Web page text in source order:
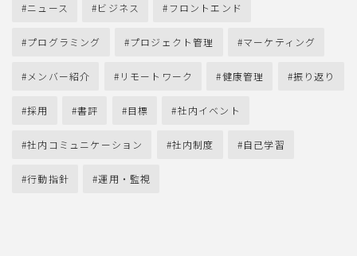
ニュース ビジネス フロントエンド
プログラミング プロジェクト管理 マーケティング
メンバー紹介 リモートワーク 健康管理 振り返り
採用 書評 目標 社内イベント
社内コミュニケーション 社内制度 自己学習
行動指針 運用・監視